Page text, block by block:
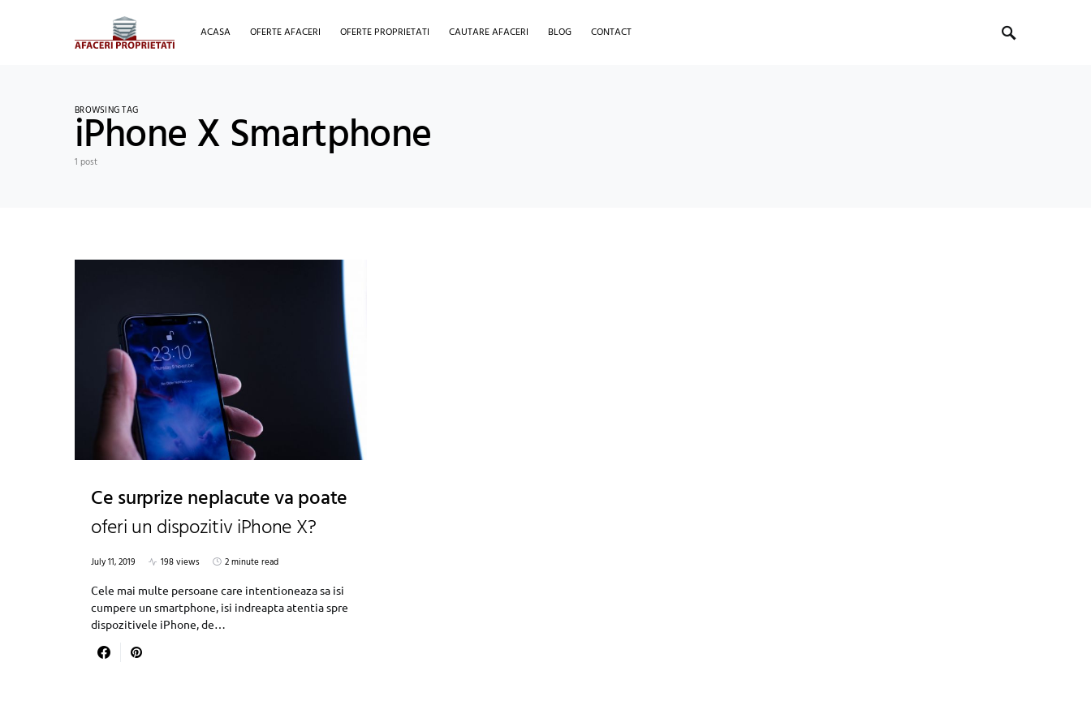
ACASA OFERTE AFACERI OFERTE PROPRIETATI CAUTARE AFACERI BLOG CONTACT
BROWSING TAG
iPhone X Smartphone
1 post
Ce surprize neplacute va poate
oferi un dispozitiv iPhone X?
July 11, 2019 198 views
2 minute read
Cele mai multe persoane care intentioneaza sa isi
cumpere un smartphone, isi indreapta atentia spre
dispozitivele iPhone, de…